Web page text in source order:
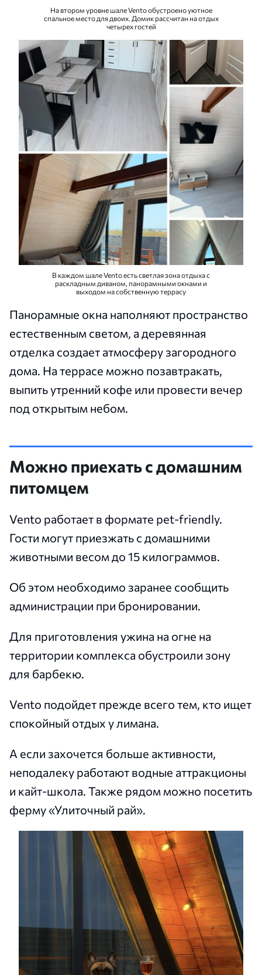
На втором уровне шале Vento обустроено уютное
спальное место для двоих. Домик рассчитан на отдых
четырех гостей
В каждом шале Vento есть светлая зона отдыха с
раскладным диваном, панорамными окнами и
выходом на собственную террасу
Панорамные окна наполняют пространство
естественным светом, а деревянная
отделка создает атмосферу загородного
дома. На террасе можно позавтракать,
выпить утренний кофе или провести вечер
под открытым небом.
Можно приехать с домашним
питомцем
Vento работает в формате pet-friendly.
Гости могут приезжать с домашними
животными весом до 15 килограммов.
Об этом необходимо заранее сообщить
администрации при бронировании.
Для приготовления ужина на огне на
территории комплекса обустроили зону
для барбекю.
Vento подойдет прежде всего тем, кто ищет
спокойный отдых у лимана.
А если захочется больше активности,
неподалеку работают водные аттракционы
и кайт-школа. Также рядом можно посетить
ферму «Улиточный рай».